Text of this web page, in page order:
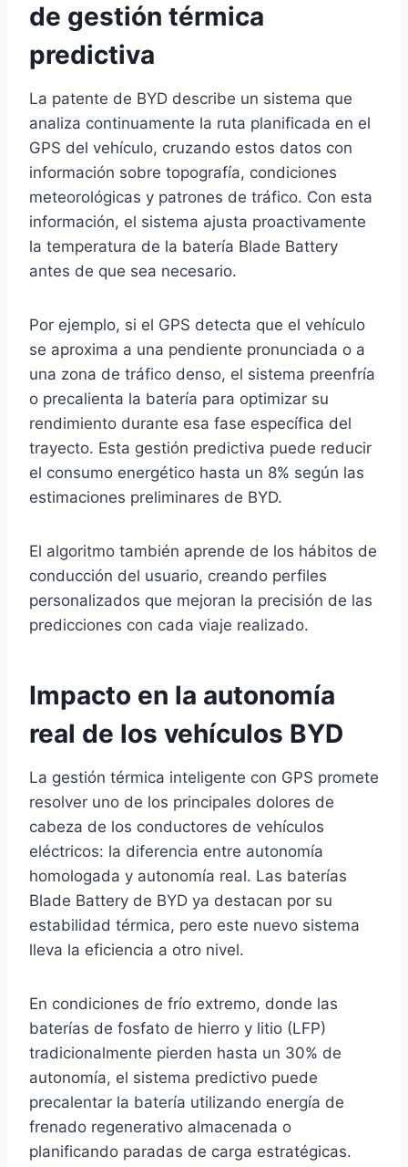
de gestión térmica
predictiva
La patente de BYD describe un sistema que
analiza continuamente la ruta planificada en el
GPS del vehículo, cruzando estos datos con
información sobre topografía, condiciones
meteorológicas y patrones de tráfico. Con esta
información, el sistema ajusta proactivamente
la temperatura de la batería Blade Battery
antes de que sea necesario.
Por ejemplo, si el GPS detecta que el vehículo
se aproxima a una pendiente pronunciada o a
una zona de tráfico denso, el sistema preenfría
o precalienta la batería para optimizar su
rendimiento durante esa fase específica del
trayecto. Esta gestión predictiva puede reducir
el consumo energético hasta un 8% según las
estimaciones preliminares de BYD.
El algoritmo también aprende de los hábitos de
conducción del usuario, creando perfiles
personalizados que mejoran la precisión de las
predicciones con cada viaje realizado.
Impacto en la autonomía
real de los vehículos BYD
La gestión térmica inteligente con GPS promete
resolver uno de los principales dolores de
cabeza de los conductores de vehículos
eléctricos: la diferencia entre autonomía
homologada y autonomía real. Las baterías
Blade Battery de BYD ya destacan por su
estabilidad térmica, pero este nuevo sistema
lleva la eficiencia a otro nivel.
En condiciones de frío extremo, donde las
baterías de fosfato de hierro y litio (LFP)
tradicionalmente pierden hasta un 30% de
autonomía, el sistema predictivo puede
precalentar la batería utilizando energía de
frenado regenerativo almacenada o
planificando paradas de carga estratégicas.